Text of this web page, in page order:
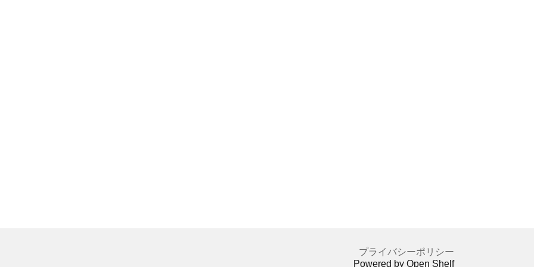
プライバシーポリシー
Powered by Open Shelf